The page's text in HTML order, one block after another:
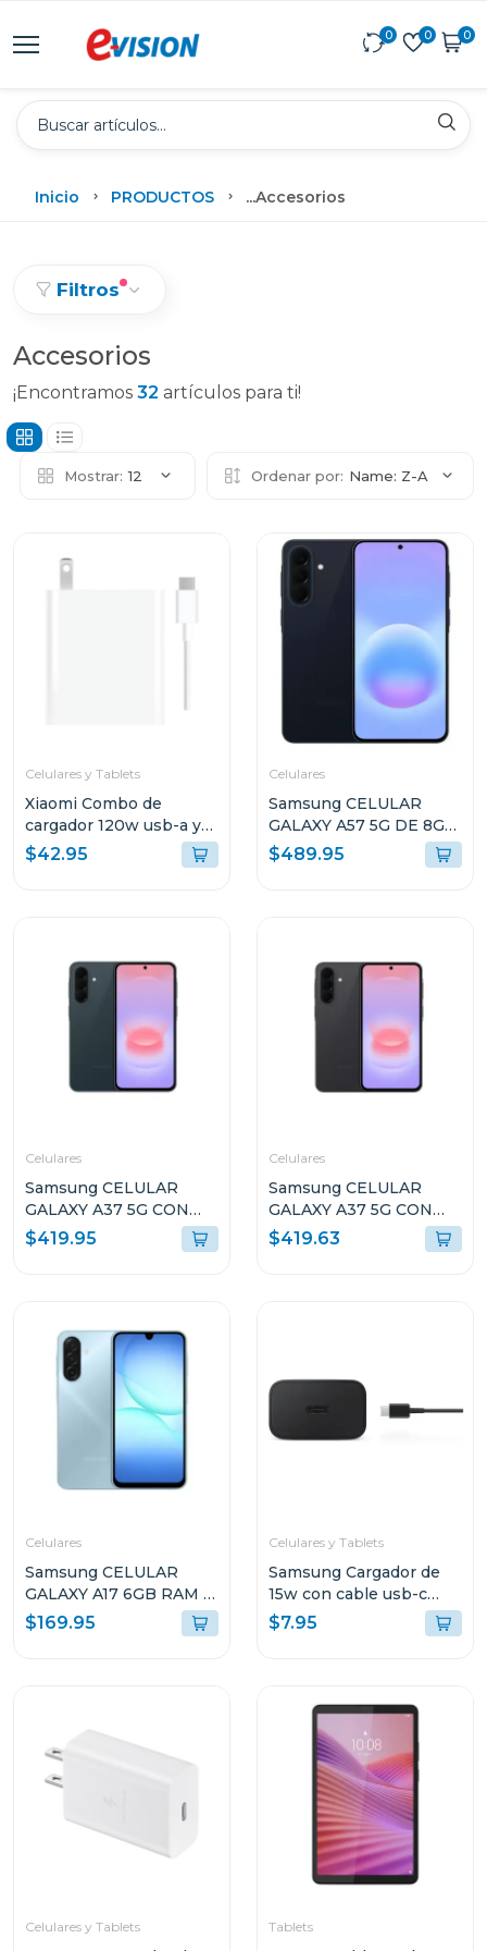
0 0 0
Inicio PRODUCTOS ...Accesorios
Filtros
Accesorios
¡Encontramos 32 artículos para ti!
Mostrar: 12 Ordenar por: Name: Z-A
Celulares y Tablets
Xiaomi Combo de
cargador 120w usb-a y
cable de carga usb-c
mdy13
$42.95
Celulares
Samsung CELULAR
GALAXY A57 5G DE 8GB
RAM Y 256GB
ALMACENAMIENTO
$489.95
Celulares
Samsung CELULAR
GALAXY A37 5G CON
8GB RAM Y 256GB
ALMACENAMIENTO
$419.95
Celulares
Samsung CELULAR
GALAXY A37 5G CON
8GB RAM Y 256GB
ALMACENAMIENTO
$419.63
Celulares
Samsung CELULAR
GALAXY A17 6GB RAM Y
128GB
ALMACENAMIENTO
$169.95
Celulares y Tablets
Samsung Cargador de
15w con cable usb-c
color negro ept1510
$7.95
Celulares y Tablets Tablets